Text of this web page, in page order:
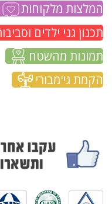
המלצות מלקוחות
תכנון גני ילדים
תמונות מהשטח
הקמת גי'מבורי